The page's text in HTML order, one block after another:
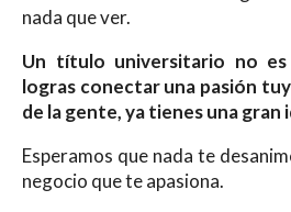
nada que ver.
Un título universitario no
logras conectar una pasión
de la gente, ya tienes una gran
Esperamos que nada te
negocio que te apasiona.